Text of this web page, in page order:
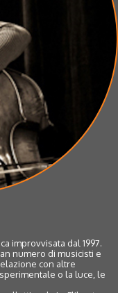
improvvisata dal 1997.
numero di musicisti e
con altre
o la luce, le